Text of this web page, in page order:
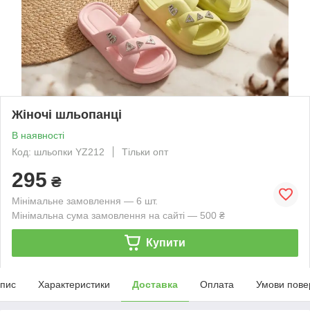
Жіночі шльопанці
В наявності
Код: шльопки YZ212
Тільки опт
295 ₴
Мінімальне замовлення — 6 шт.
Мінімальна сума замовлення на сайті — 500 ₴
Купити
Характеристики Доставка Оплата Умови